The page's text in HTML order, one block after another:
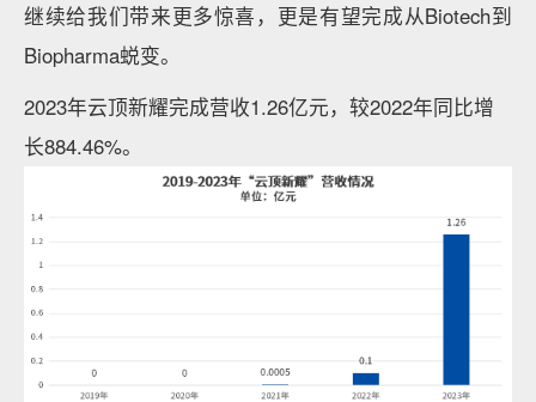
继续给我们带来更多惊喜，更是有望完成从Biotech到
Biopharma蜕变。
2023年云顶新耀完成营收1.26亿元，较2022年同比增
长884.46%。